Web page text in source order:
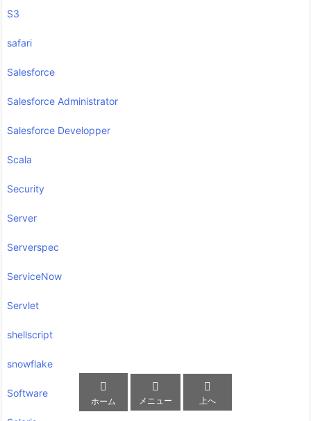
S3
safari
Salesforce
Salesforce Administrator
Salesforce Developper
Scala
Security
Server
Serverspec
ServiceNow
Servlet
shellscript
snowflake
Software

ホーム

メニュー

上へ